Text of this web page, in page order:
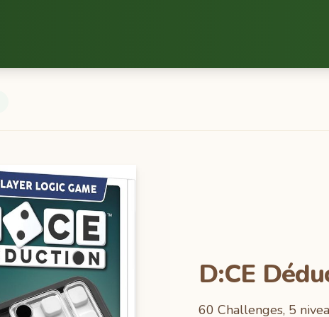
D:CE
60 Challenges, 5 niveaux de difficultés